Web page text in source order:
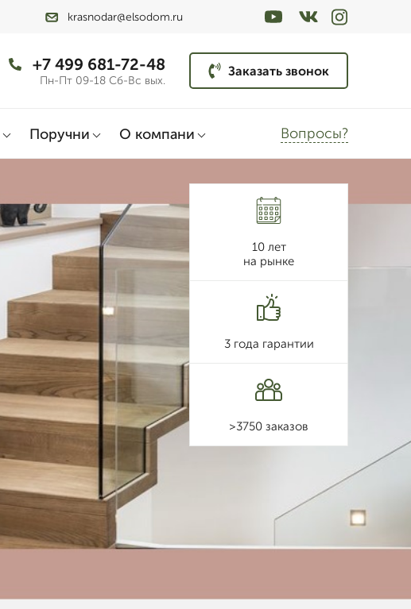
krasnodar@elsodom.ru
+7 499 681-72-48
Пн-Пт 09-18 Сб-Вс вых.
Заказать звонок
Поручни О компани Вопросы?
10 лет
на рынке
3 года гарантии
>3750 заказов